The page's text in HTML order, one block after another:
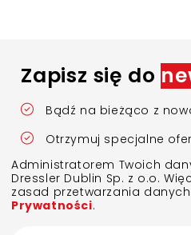
Zapisz się do
Bądź na bieżąco z
Otrzymuj specjalne
Administratorem Twoich
Dressler Dublin Sp. z o.o.
zasad przetwarzania
Prywatności.